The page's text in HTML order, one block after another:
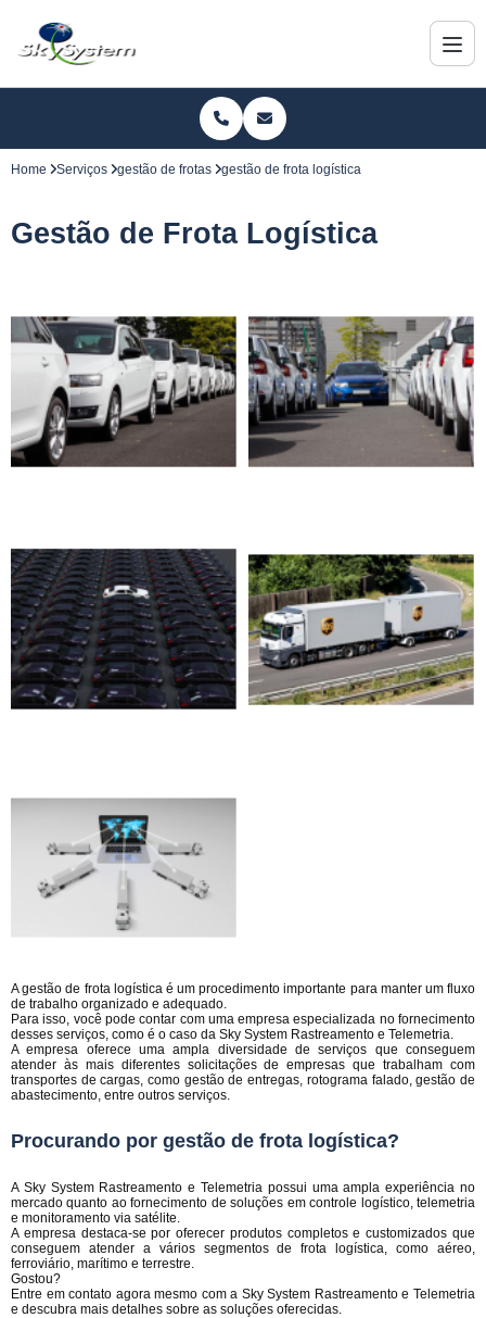
Home Serviços gestão de frotas gestão de frota logística
Gestão de Frota Logística
A gestão de frota logística é um procedimento importante para manter um fluxo
de trabalho organizado e adequado.
Para isso, você pode contar com uma empresa especializada no fornecimento
desses serviços, como é o caso da Sky System Rastreamento e Telemetria.
A empresa oferece uma ampla diversidade de serviços que conseguem
atender às mais diferentes solicitações de empresas que trabalham com
transportes de cargas, como gestão de entregas, rotograma falado, gestão de
abastecimento, entre outros serviços.
Procurando por gestão de frota logística?
A Sky System Rastreamento e Telemetria possui uma ampla experiência no
mercado quanto ao fornecimento de soluções em controle logístico, telemetria
e monitoramento via satélite.
A empresa destaca-se por oferecer produtos completos e customizados que
conseguem atender a vários segmentos de frota logística, como aéreo,
ferroviário, marítimo e terrestre.
Gostou?
Entre em contato agora mesmo com a Sky System Rastreamento e Telemetria
e descubra mais detalhes sobre as soluções oferecidas.